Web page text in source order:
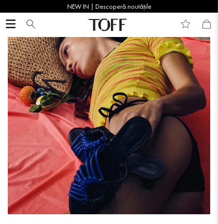
NEW IN | Descoperă noutățile